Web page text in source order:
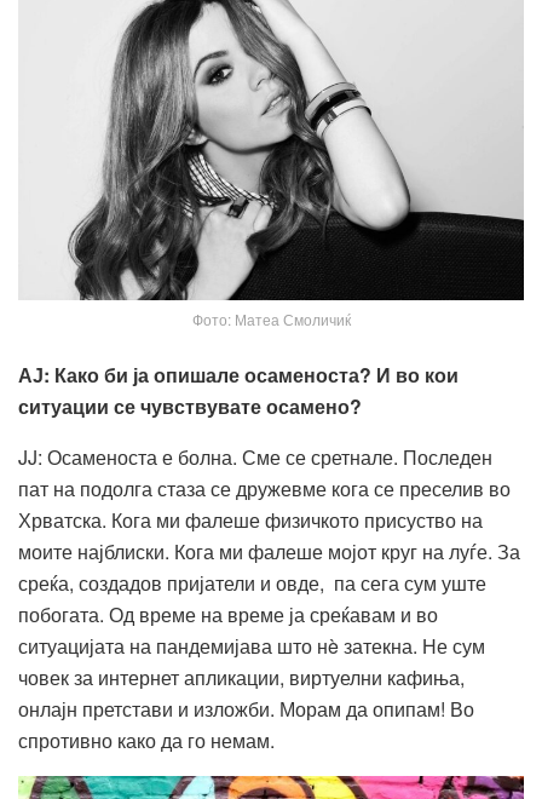
Фото: Матеа Смоличиќ
АЈ: Како би ја опишале осаменоста? И во кои
ситуации се чувствувате осамено?
JJ: Осаменоста е болна. Сме се сретнале. Последен
пат на подолга стаза се дружевме кога се преселив во
Хрватска. Кога ми фалеше физичкото присуство на
моите најблиски. Кога ми фалеше мојот круг на луѓе. За
среќа, создадов пријатели и овде, па сега сум уште
побогата. Од време на време ја среќавам и во
ситуацијата на пандемијава што нè затекна. Не сум
човек за интернет апликации, виртуелни кафиња,
онлајн претстави и изложби. Морам да опипам! Во
спротивно како да го немам.